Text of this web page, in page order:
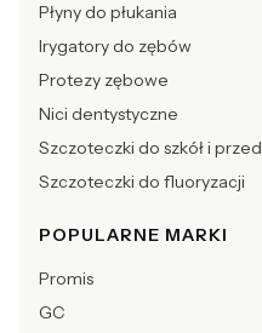
Płyny do płukania
Irygatory do zębów
Protezy zębowe
Nici dentystyczne
Szczoteczki do szkół i
Szczoteczki do fluoryzacji
POPULARNE MARKI
Promis
GC